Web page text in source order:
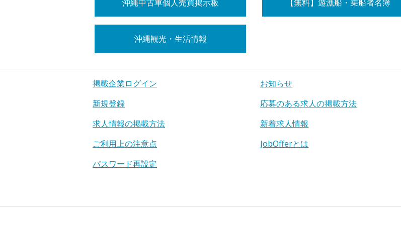
沖縄中古車個人売買掲示板 【無料】遊漁船・乗船者名簿
沖縄観光・生活情報
掲載企業ログイン
新規登録
求人情報の掲載方法
ご利用上の注意点
パスワード再設定
お知らせ
応募のある求人の掲載方法
新着求人情報
JobOfferとは